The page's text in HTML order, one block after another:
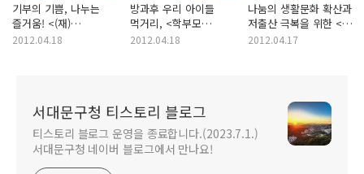
기부의 기쁨, 나누는
즐거움! <(재)
안산장학회>의 후원회원
2012.04.18
방과후 우리 아이들
먹거리, <학부모
식품안전지킴이>가
2012.04.18
나눔의 생활문화 확산과
저출산 극복을 위한 <
봄맞이 나눔장터> 개최
2012.04.17
서대문구청 티스토리 블로그
티스토리 블로그 운영을 종료합니다.(2023.7.1.)
서대문구청 네이버 블로그에서 만나요!